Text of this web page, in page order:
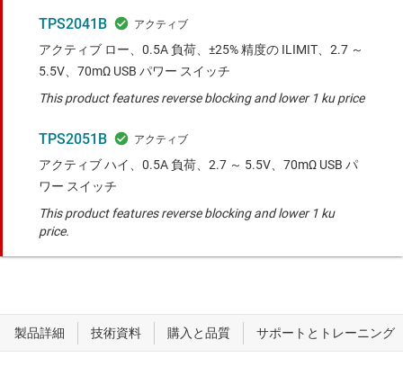
TPS2041B
アクティブ ロー、0.5A 負荷、±25% 精度の ILIMIT、2.7 ～
5.5V、70mΩ USB パワー スイッチ
This product features reverse blocking and lower 1 ku price
TPS2051B
アクティブ ハイ、0.5A 負荷、2.7 ～ 5.5V、70mΩ USB パ
ワー スイッチ
This product features reverse blocking and lower 1 ku
price.